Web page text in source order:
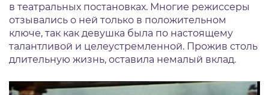
в театральных постановках. Многие режиссеры
отзывались о ней только в положительном
ключе, так как девушка была по настоящему
талантливой и целеустремленной. Прожив столь
длительную жизнь, оставила немалый вклад.